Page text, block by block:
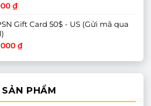
₫
Gift Card 50$ - US (Gửi mã qua
₫
PHẨM